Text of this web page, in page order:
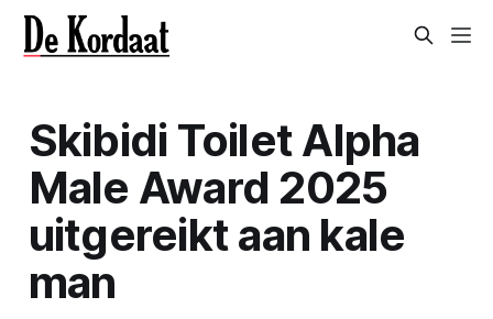
Skibidi Toilet Alpha
Male Award 2025
uitgereikt aan kale
man